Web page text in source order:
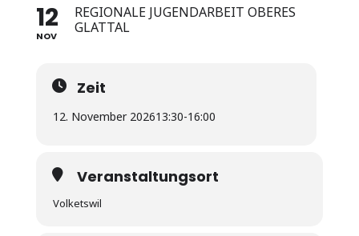
12
NOV
REGIONALE JUGENDARBEIT OBERES
GLATTAL
Zeit
12. November 202613:30-16:00
Veranstaltungsort
Volketswil